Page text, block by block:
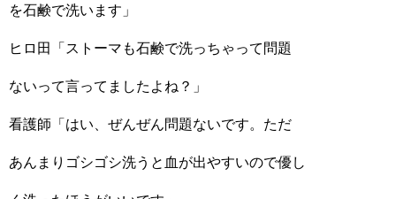
を石鹸で洗います」
ヒロ田「ストーマも石鹸で洗っちゃって問題
ないって言ってましたよね？」
看護師「はい、ぜんぜん問題ないです。ただ
あんまりゴシゴシ洗うと血が出やすいので優し